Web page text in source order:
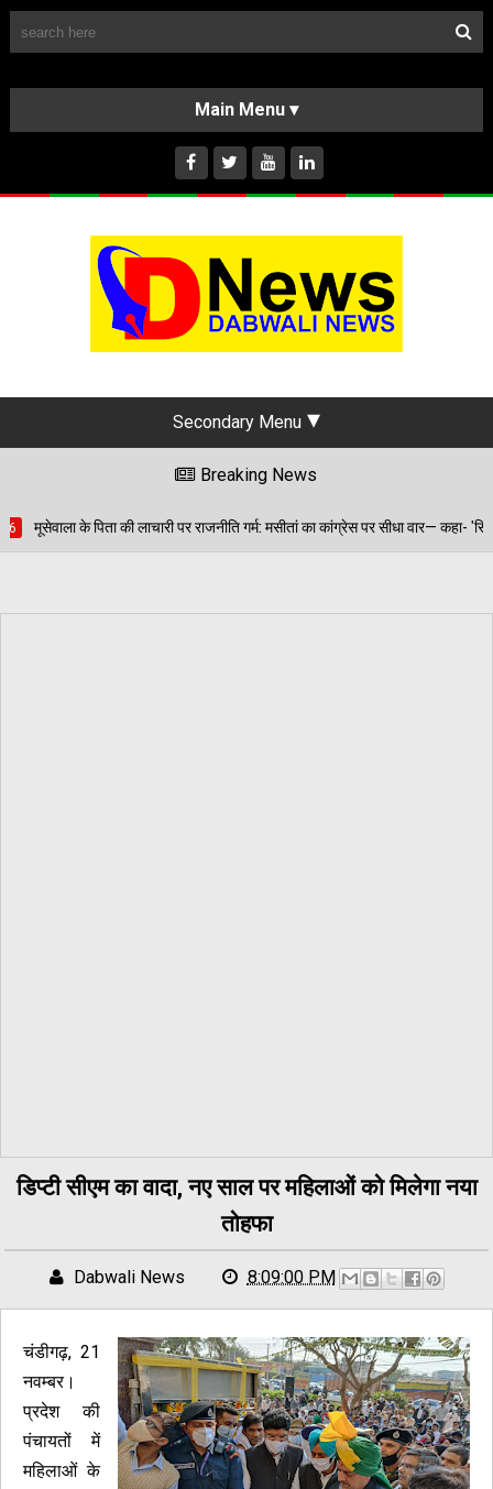
HOME
ABOUT US
INSTAGRAM
Secondary Menu
Breaking News
गर्म: मसीतां का कांग्रेस पर सीधा वार— कहा- 'सिखों के प्रति कांग्रेस का द्वेष फिर हुआ
डिप्टी सीएम का वादा, नए साल पर महिलाओं को मिलेगा नया
तोहफा
Dabwali News 8:09:00 PM
चंडीगढ़, 21
नवम्बर।
प्रदेश की
पंचायतों में
महिलाओं के